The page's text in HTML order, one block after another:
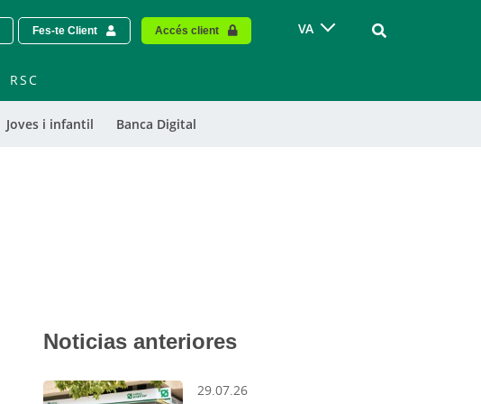
Fes-te Client Accés client VA Vinculo -
Joves i infantil Banca Digital
RSC
Noticias anteriores
29.07.26